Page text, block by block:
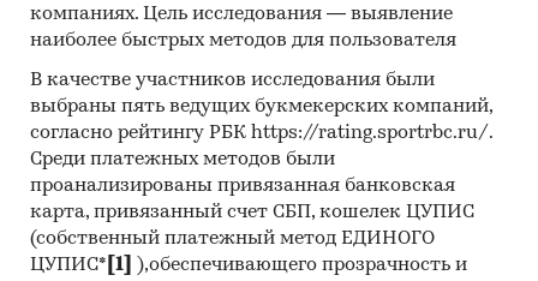
Динамика цены по месяцам 2025 года в
разрезе федеральных округов
Темпы прироста за месяц в 2025 году в
разрезе федеральных округов
3. Данные по регионам
каждого федерального округа
Розничная цена за последний доступный
месяц в динамике за 2003-2025, прирост за
компаниях. Цель исследования — выявление
наиболее быстрых методов для пользователя
В качестве участников исследования были
выбраны пять ведущих букмекерских компаний,
согласно рейтингу РБК https://rating.sportrbc.ru/.
Среди платежных методов были
проанализированы привязанная банковская
карта, привязанный счет СБП, кошелек ЦУПИС
(собственный платежный метод ЕДИНОГО
ЦУПИС* [1]
),обеспечивающего прозрачность и